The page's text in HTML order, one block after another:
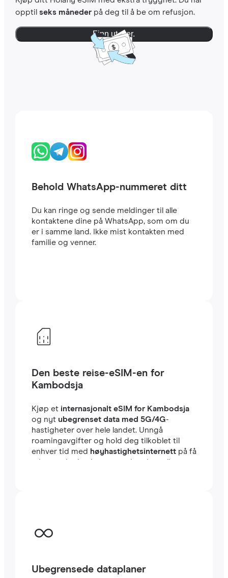
opptil seks månederpå deg til å be om refusjon.
Finn ut mer.
Behold WhatsApp-nummeret ditt
Du kan ringe og sende meldinger til alle
kontaktene dine på WhatsApp, som om du
er i samme land. Ikke mist kontakten med
familie og venner.
Den beste reise-eSIM-en for
Kambodsja
Kjøp et internasjonalt eSIM for Kambodsja
og nyt ubegrenset data med 5G/4G-
hastigheter over hele landet. Unngå
roamingavgifter og hold deg tilkoblet til
enhver tid med høyhastighetsinternettpå få
minutter i utlandet, enten du reiser eller
Ubegrensede dataplaner